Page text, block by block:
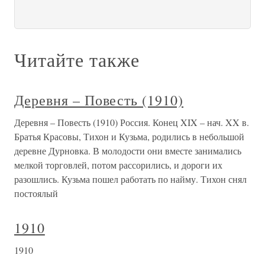
Читайте также
Деревня – Повесть (1910)
Деревня – Повесть (1910) Россия. Конец XIX – нач. XX в.
Братья Красовы, Тихон и Кузьма, ро­дились в небольшой
деревне Дурновка. В молодости они вместе зани­мались
мелкой торговлей, потом рассорились, и дороги их
разошлись. Кузьма пошел работать по найму. Тихон снял
постоялый
1910
1910